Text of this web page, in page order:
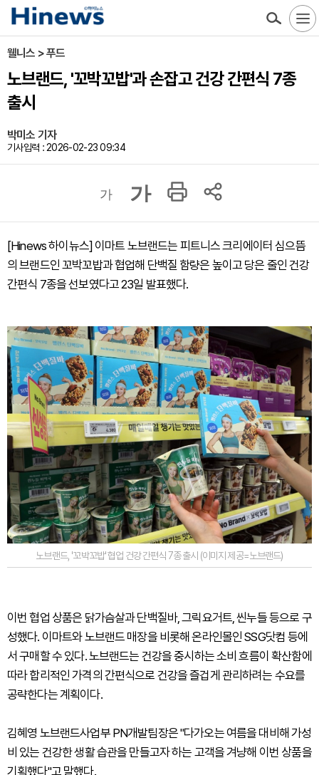
웰니스 > 푸드
노브랜드, '꼬박꼬밥'과 손잡고 건강 간편식 7종
출시
박미소 기자
기사입력 : 2026-02-23 09:34
가 가
[Hinews 하이뉴스] 이마트 노브랜드는 피트니스 크리에이터 심으뜸
의 브랜드인 꼬박꼬밥과 협업해 단백질 함량은 높이고 당은 줄인 건강
간편식 7종을 선보였다고 23일 발표했다.
노브랜드, '꼬박꼬밥' 협업 건강 간편식 7종 출시 (이미지 제공=노브랜드)
이번 협업 상품은 닭가슴살과 단백질바, 그릭요거트, 씬누들 등으로 구
성했다. 이마트와 노브랜드 매장을 비롯해 온라인몰인 SSG닷컴 등에
서 구매할 수 있다. 노브랜드는 건강을 중시하는 소비 흐름이 확산함에
따라 합리적인 가격의 간편식으로 건강을 즐겁게 관리하려는 수요를
공략한다는 계획이다.
김혜영 노브랜드사업부 PN개발팀장은 "다가오는 여름을 대비해 가성
비 있는 건강한 생활 습관을 만들고자 하는 고객을 겨냥해 이번 상품을
기획했다"고 말했다.